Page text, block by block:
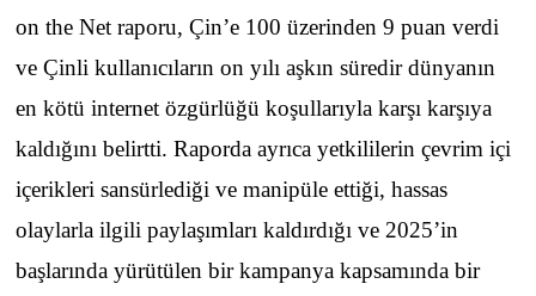
on the Net raporu, Çin’e 100 üzerinden 9 puan verdi
ve Çinli kullanıcıların on yılı aşkın süredir dünyanın
en kötü internet özgürlüğü koşullarıyla karşı karşıya
kaldığını belirtti. Raporda ayrıca yetkililerin çevrim içi
içerikleri sansürlediği ve manipüle ettiği, hassas
olaylarla ilgili paylaşımları kaldırdığı ve 2025’in
başlarında yürütülen bir kampanya kapsamında bir